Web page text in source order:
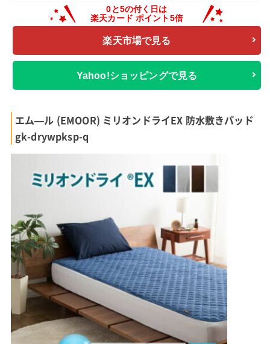
楽天市場で見る
Yahoo!ショッピングで見る
エム―ル (EMOOR) ミリオンドライEX 防水敷きパッド
gk-drywpksp-q